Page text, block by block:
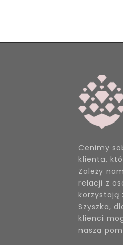
Cenimy
klienta,
Zależy
relacji z
korzystają
Szyszka,
klienci
naszą